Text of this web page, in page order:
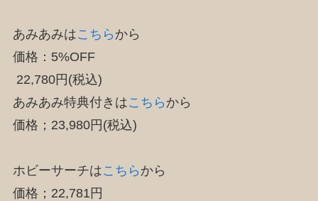
あみあみはこちら から
価格：5%OFF
22,780円(税込)
あみあみ特典付きはこちら から
価格；23,980円(税込)
ホビーサーチはこちら から
価格；22,781円